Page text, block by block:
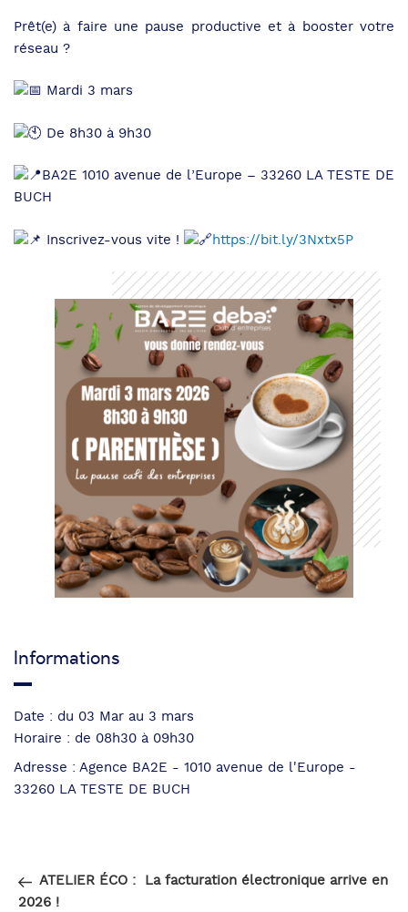
Prêt(e) à faire une pause productive et à booster votre
réseau ?
Mardi 3 mars
De 8h30 à 9h30
BA2E 1010 avenue de l’Europe – 33260 LA TESTE DE
BUCH
Inscrivez-vous vite ! https://bit.ly/3Nxtx5P
Informations
Date : du 03 Mar au 3 mars
Horaire : de 08h30 à 09h30
Adresse : Agence BA2E - 1010 avenue de l'Europe -
33260 LA TESTE DE BUCH
l’article
précédent
ATELIER ÉCO : La facturation électronique arrive en
2026 !